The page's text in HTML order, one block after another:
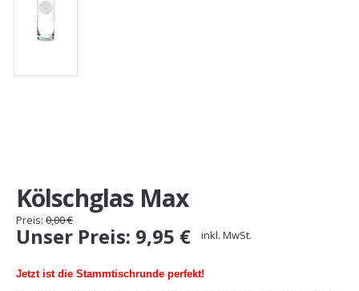
Jogging & Shorts
Kölschglas Max
Preis: 0,00€
Unser Preis: 9,95 € inkl. MwSt.
Jetzt ist die Stammtischrunde perfekt!